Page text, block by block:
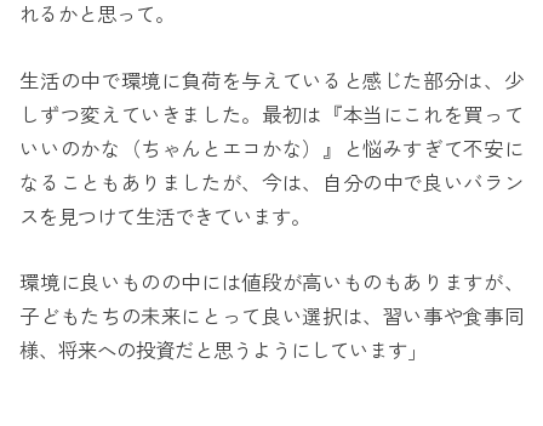
れるかと思って。
生活の中で環境に負荷を与えていると感じた部分は、少
しずつ変えていきました。最初は『本当にこれを買って
いいのかな（ちゃんとエコかな）』と悩みすぎて不安に
なることもありましたが、今は、自分の中で良いバラン
スを見つけて生活できています。
環境に良いものの中には値段が高いものもありますが、
子どもたちの未来にとって良い選択は、習い事や食事同
様、将来への投資だと思うようにしています」